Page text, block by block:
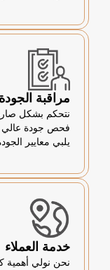
مراقبة الجودة
نتحكم بشكل
فحص جودة عالي
يلبي معايير
خدمة العملاء
نحن نولي أهمية